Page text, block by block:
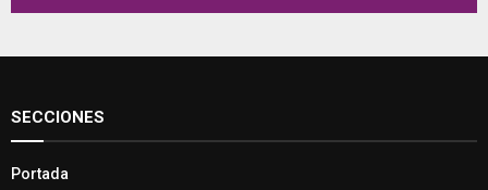
SECCIONES
Portada